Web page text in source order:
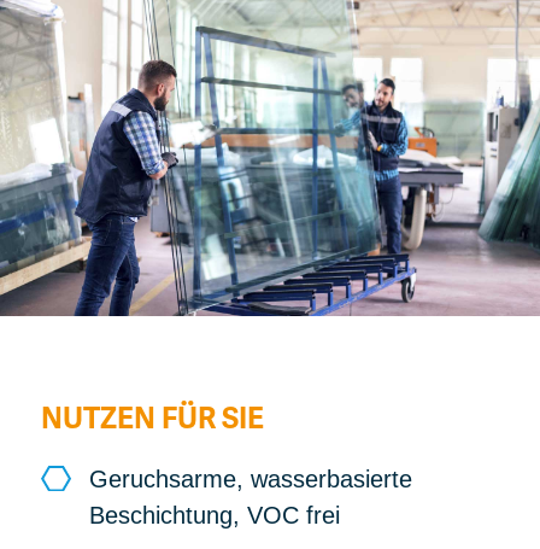
NUTZEN FÜR SIE
Geruchsarme, wasserbasierte
Beschichtung, VOC frei